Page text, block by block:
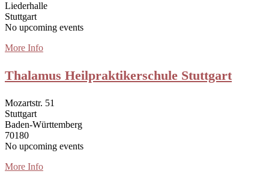
Liederhalle
Stuttgart
No upcoming events
More Info
Thalamus Heilpraktikerschule Stuttgart
Mozartstr. 51
Stuttgart
Baden-Württemberg
70180
No upcoming events
More Info